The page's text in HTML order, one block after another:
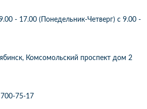
- 17.00 (Понедельник-Четверг) c 9.00 -
Комсомольский проспект дом 2
75-17